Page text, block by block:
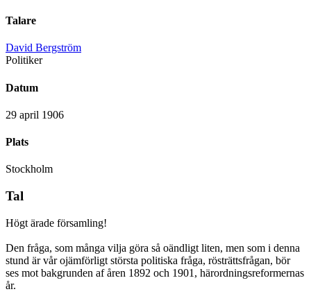
Talare
David Bergström
Politiker
Datum
29 april 1906
Plats
Stockholm
Tal
Högt ärade församling!
Den fråga, som många vilja göra så oändligt liten, men som i denna
stund är vår ojämförligt största politiska fråga, rösträttsfrågan, bör
ses mot bakgrunden af åren 1892 och 1901, härordningsreformernas
år.